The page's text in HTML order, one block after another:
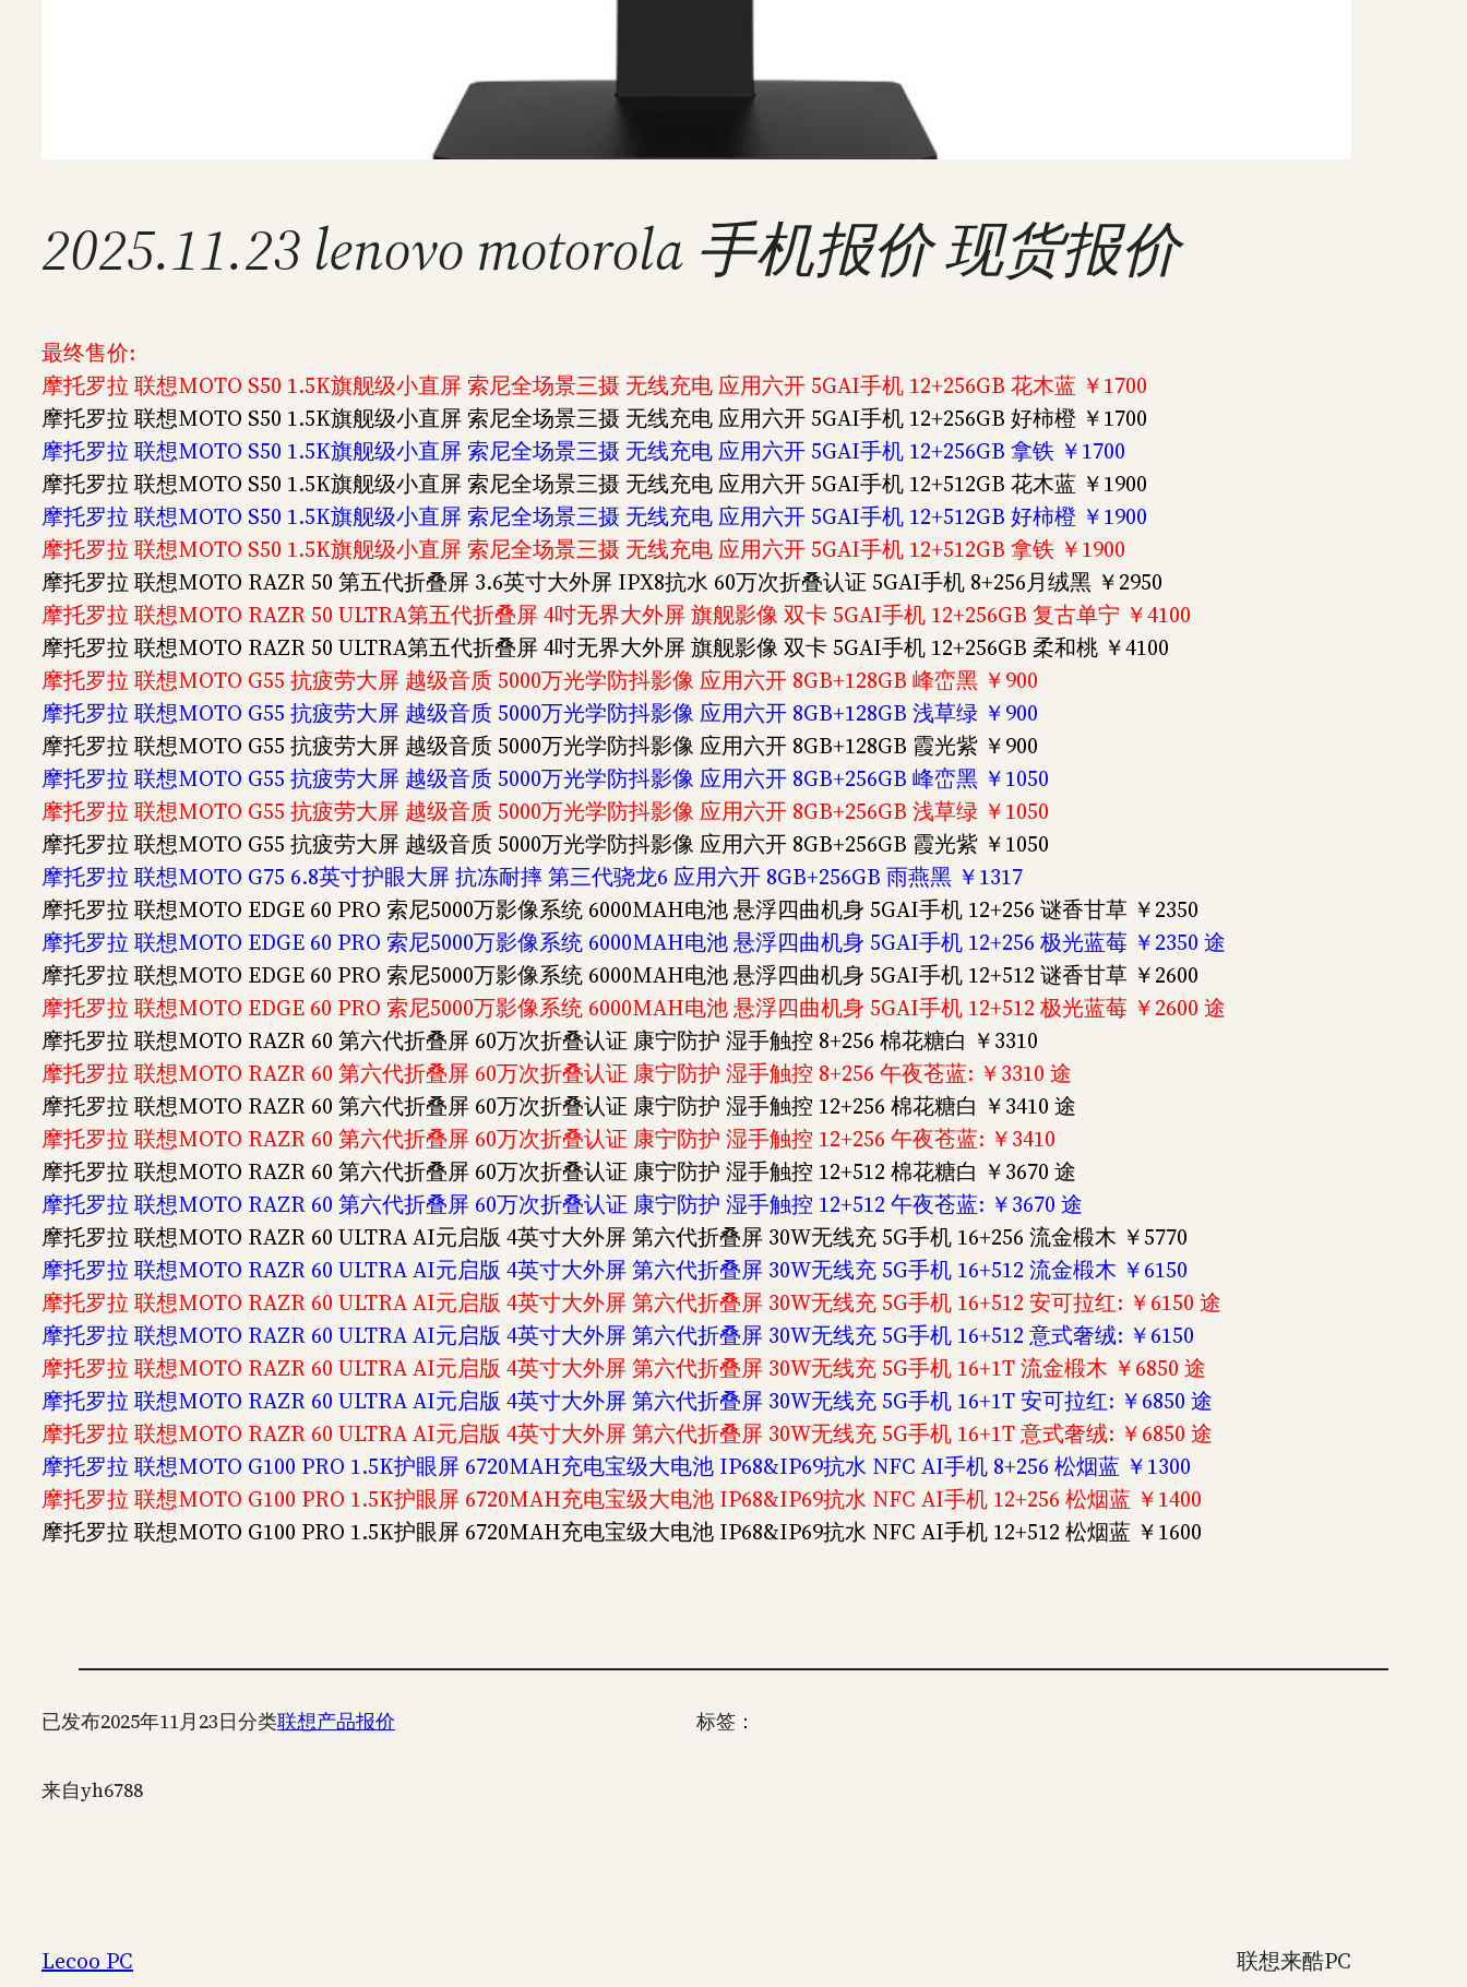
2025.11.23 lenovo motorola 手机报价 现货报价
最终售价:
摩托罗拉 联想MOTO S50 1.5K旗舰级小直屏 索尼全场景三摄 无线充电 应用六开 5GAI手机 12+256GB 花木蓝 ￥1700
摩托罗拉 联想MOTO S50 1.5K旗舰级小直屏 索尼全场景三摄 无线充电 应用六开 5GAI手机 12+256GB 好柿橙 ￥1700
摩托罗拉 联想MOTO S50 1.5K旗舰级小直屏 索尼全场景三摄 无线充电 应用六开 5GAI手机 12+256GB 拿铁 ￥1700
摩托罗拉 联想MOTO S50 1.5K旗舰级小直屏 索尼全场景三摄 无线充电 应用六开 5GAI手机 12+512GB 花木蓝 ￥1900
摩托罗拉 联想MOTO S50 1.5K旗舰级小直屏 索尼全场景三摄 无线充电 应用六开 5GAI手机 12+512GB 好柿橙 ￥1900
摩托罗拉 联想MOTO S50 1.5K旗舰级小直屏 索尼全场景三摄 无线充电 应用六开 5GAI手机 12+512GB 拿铁 ￥1900
摩托罗拉 联想MOTO RAZR 50 第五代折叠屏 3.6英寸大外屏 IPX8抗水 60万次折叠认证 5GAI手机 8+256月绒黑 ￥2950
摩托罗拉 联想MOTO RAZR 50 ULTRA第五代折叠屏 4吋无界大外屏 旗舰影像 双卡 5GAI手机 12+256GB 复古单宁 ￥4100
摩托罗拉 联想MOTO RAZR 50 ULTRA第五代折叠屏 4吋无界大外屏 旗舰影像 双卡 5GAI手机 12+256GB 柔和桃 ￥4100
摩托罗拉 联想MOTO G55 抗疲劳大屏 越级音质 5000万光学防抖影像 应用六开 8GB+128GB 峰峦黑 ￥900
摩托罗拉 联想MOTO G55 抗疲劳大屏 越级音质 5000万光学防抖影像 应用六开 8GB+128GB 浅草绿 ￥900
摩托罗拉 联想MOTO G55 抗疲劳大屏 越级音质 5000万光学防抖影像 应用六开 8GB+128GB 霞光紫 ￥900
摩托罗拉 联想MOTO G55 抗疲劳大屏 越级音质 5000万光学防抖影像 应用六开 8GB+256GB 峰峦黑 ￥1050
摩托罗拉 联想MOTO G55 抗疲劳大屏 越级音质 5000万光学防抖影像 应用六开 8GB+256GB 浅草绿 ￥1050
摩托罗拉 联想MOTO G55 抗疲劳大屏 越级音质 5000万光学防抖影像 应用六开 8GB+256GB 霞光紫 ￥1050
摩托罗拉 联想MOTO G75 6.8英寸护眼大屏 抗冻耐摔 第三代骁龙6 应用六开 8GB+256GB 雨燕黑 ￥1317
摩托罗拉 联想MOTO EDGE 60 PRO 索尼5000万影像系统 6000MAH电池 悬浮四曲机身 5GAI手机 12+256 谜香甘草 ￥2350
摩托罗拉 联想MOTO EDGE 60 PRO 索尼5000万影像系统 6000MAH电池 悬浮四曲机身 5GAI手机 12+256 极光蓝莓 ￥2350 途
摩托罗拉 联想MOTO EDGE 60 PRO 索尼5000万影像系统 6000MAH电池 悬浮四曲机身 5GAI手机 12+512 谜香甘草 ￥2600
摩托罗拉 联想MOTO EDGE 60 PRO 索尼5000万影像系统 6000MAH电池 悬浮四曲机身 5GAI手机 12+512 极光蓝莓 ￥2600 途
摩托罗拉 联想MOTO RAZR 60 第六代折叠屏 60万次折叠认证 康宁防护 湿手触控 8+256 棉花糖白 ￥3310
摩托罗拉 联想MOTO RAZR 60 第六代折叠屏 60万次折叠认证 康宁防护 湿手触控 8+256 午夜苍蓝: ￥3310 途
摩托罗拉 联想MOTO RAZR 60 第六代折叠屏 60万次折叠认证 康宁防护 湿手触控 12+256 棉花糖白 ￥3410 途
摩托罗拉 联想MOTO RAZR 60 第六代折叠屏 60万次折叠认证 康宁防护 湿手触控 12+256 午夜苍蓝: ￥3410
摩托罗拉 联想MOTO RAZR 60 第六代折叠屏 60万次折叠认证 康宁防护 湿手触控 12+512 棉花糖白 ￥3670 途
摩托罗拉 联想MOTO RAZR 60 第六代折叠屏 60万次折叠认证 康宁防护 湿手触控 12+512 午夜苍蓝: ￥3670 途
摩托罗拉 联想MOTO RAZR 60 ULTRA AI元启版 4英寸大外屏 第六代折叠屏 30W无线充 5G手机 16+256 流金椴木 ￥5770
摩托罗拉 联想MOTO RAZR 60 ULTRA AI元启版 4英寸大外屏 第六代折叠屏 30W无线充 5G手机 16+512 流金椴木 ￥6150
摩托罗拉 联想MOTO RAZR 60 ULTRA AI元启版 4英寸大外屏 第六代折叠屏 30W无线充 5G手机 16+512 安可拉红: ￥6150 途
摩托罗拉 联想MOTO RAZR 60 ULTRA AI元启版 4英寸大外屏 第六代折叠屏 30W无线充 5G手机 16+512 意式奢绒: ￥6150
摩托罗拉 联想MOTO RAZR 60 ULTRA AI元启版 4英寸大外屏 第六代折叠屏 30W无线充 5G手机 16+1T 流金椴木 ￥6850 途
摩托罗拉 联想MOTO RAZR 60 ULTRA AI元启版 4英寸大外屏 第六代折叠屏 30W无线充 5G手机 16+1T 安可拉红: ￥6850 途
摩托罗拉 联想MOTO RAZR 60 ULTRA AI元启版 4英寸大外屏 第六代折叠屏 30W无线充 5G手机 16+1T 意式奢绒: ￥6850 途
摩托罗拉 联想MOTO G100 PRO 1.5K护眼屏 6720MAH充电宝级大电池 IP68&IP69抗水 NFC AI手机 8+256 松烟蓝 ￥1300
摩托罗拉 联想MOTO G100 PRO 1.5K护眼屏 6720MAH充电宝级大电池 IP68&IP69抗水 NFC AI手机 12+256 松烟蓝 ￥1400
摩托罗拉 联想MOTO G100 PRO 1.5K护眼屏 6720MAH充电宝级大电池 IP68&IP69抗水 NFC AI手机 12+512 松烟蓝 ￥1600
已发布2025年11月23日分类联想产品报价
来自yh6788
标签：
Lecoo PC 联想来酷PC